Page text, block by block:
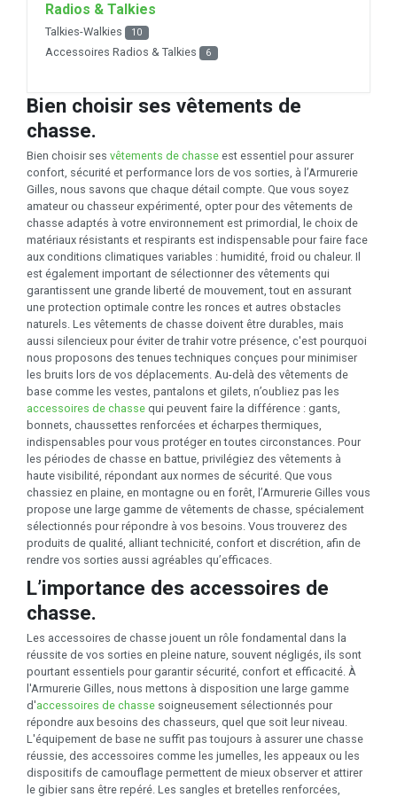
Radios & Talkies
Talkies-Walkies 10
Accessoires Radios & Talkies 6
Bien choisir ses vêtements de
chasse.
Bien choisir ses vêtements de chasse est essentiel pour assurer
confort, sécurité et performance lors de vos sorties, à l’Armurerie
Gilles, nous savons que chaque détail compte. Que vous soyez
amateur ou chasseur expérimenté, opter pour des vêtements de
chasse adaptés à votre environnement est primordial, le choix de
matériaux résistants et respirants est indispensable pour faire face
aux conditions climatiques variables : humidité, froid ou chaleur. Il
est également important de sélectionner des vêtements qui
garantissent une grande liberté de mouvement, tout en assurant
une protection optimale contre les ronces et autres obstacles
naturels. Les vêtements de chasse doivent être durables, mais
aussi silencieux pour éviter de trahir votre présence, c'est pourquoi
nous proposons des tenues techniques conçues pour minimiser
les bruits lors de vos déplacements. Au-delà des vêtements de
base comme les vestes, pantalons et gilets, n’oubliez pas les
accessoires de chasse qui peuvent faire la différence : gants,
bonnets, chaussettes renforcées et écharpes thermiques,
indispensables pour vous protéger en toutes circonstances. Pour
les périodes de chasse en battue, privilégiez des vêtements à
haute visibilité, répondant aux normes de sécurité. Que vous
chassiez en plaine, en montagne ou en forêt, l’Armurerie Gilles vous
propose une large gamme de vêtements de chasse, spécialement
sélectionnés pour répondre à vos besoins. Vous trouverez des
produits de qualité, alliant technicité, confort et discrétion, afin de
rendre vos sorties aussi agréables qu’efficaces.
L’importance des accessoires de
chasse.
Les accessoires de chasse jouent un rôle fondamental dans la
réussite de vos sorties en pleine nature, souvent négligés, ils sont
pourtant essentiels pour garantir sécurité, confort et efficacité. À
l'Armurerie Gilles, nous mettons à disposition une large gamme
d'accessoires de chasse soigneusement sélectionnés pour
répondre aux besoins des chasseurs, quel que soit leur niveau.
L'équipement de base ne suffit pas toujours à assurer une chasse
réussie, des accessoires comme les jumelles, les appeaux ou les
dispositifs de camouflage permettent de mieux observer et attirer
le gibier sans être repéré. Les sangles et bretelles renforcées,